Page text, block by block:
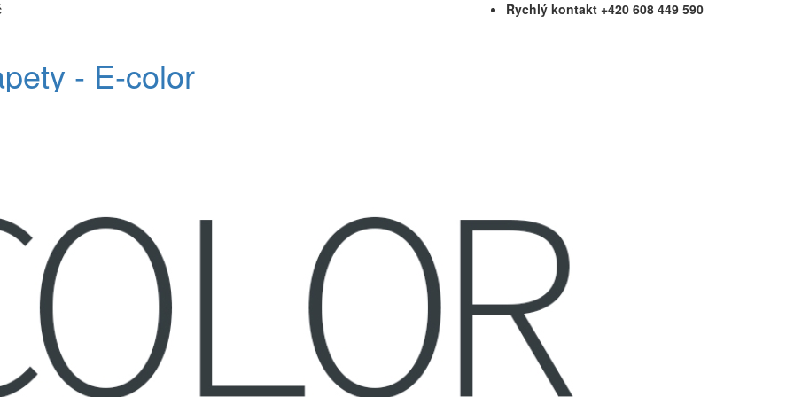
Rychlý kontakt +420 608 449 590
- E-color